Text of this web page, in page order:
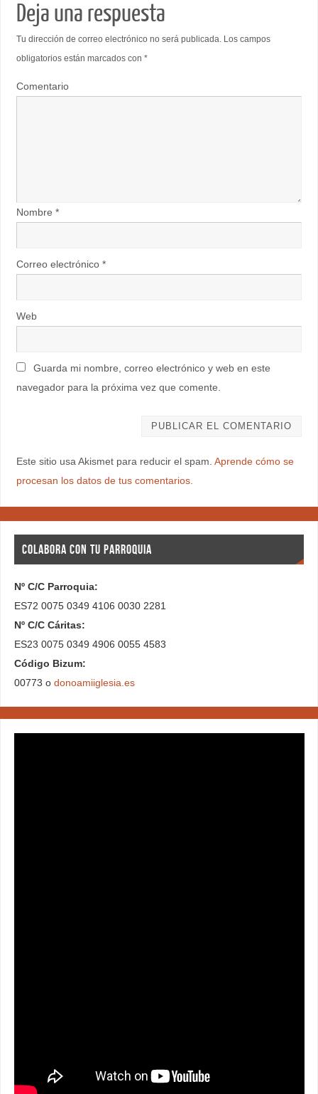
Deja una respuesta
Tu dirección de correo electrónico no será publicada.Los campos
obligatorios están marcados con *
Comentario
Nombre *
Correo electrónico *
Web
Guarda mi nombre, correo electrónico y web en este
navegador para la próxima vez que comente.
Este sitio usa Akismet para reducir el spam. Aprende cómo se
procesan los datos de tus comentarios.
COLABORA CON TU PARROQUIA
Nº C/C Parroquia:
ES72 0075 0349 4106 0030 2281
Nº C/C Cáritas:
ES23 0075 0349 4906 0055 4583
Código Bizum:
00773 o donoamiiglesia.es